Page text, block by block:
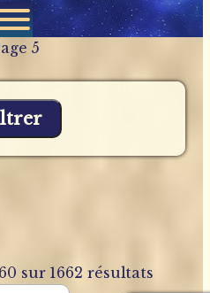
5
sur 1662 résultats